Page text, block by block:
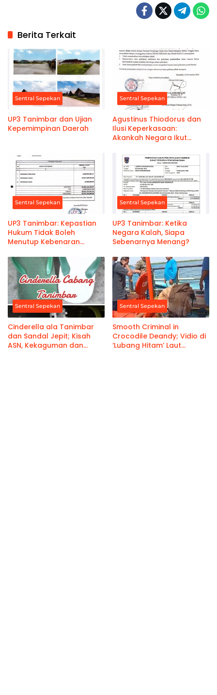
Berita Terkait
Sentral Sepekan
UP3 Tanimbar dan Ujian
Kepemimpinan Daerah
Sentral Sepekan
Agustinus Thiodorus dan
Ilusi Keperkasaan:
Akankah Negara Ikut
Sentral Sepekan
UP3 Tanimbar: Kepastian
Hukum Tidak Boleh
Menutup Kebenaran
Sentral Sepekan
UP3 Tanimbar: Ketika
Negara Kalah, Siapa
Sebenarnya Menang?
Sentral Sepekan
Cinderella ala Tanimbar
dan Sandal Jepit; Kisah
ASN, Kekaguman dan
Sentral Sepekan
Smooth Criminal in
Crocodile Deandy; Vidio di
‘Lubang Hitam’ Laut